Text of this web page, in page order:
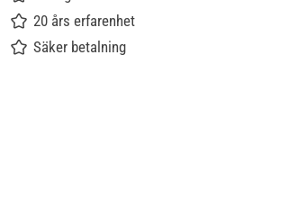
20 års erfarenhet
Säker betalning